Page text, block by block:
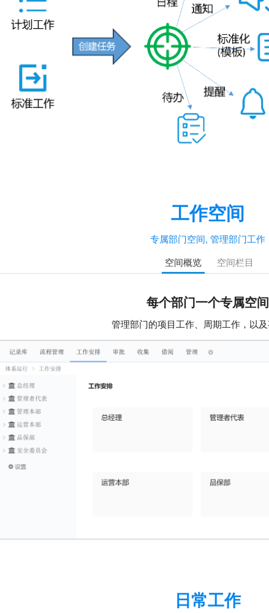
工作空间
专属部门空间, 管理部门工作
空间概览
空间栏目
每个部门一个专属空间
管理部门的项目工作、周期工作，以
日常工作